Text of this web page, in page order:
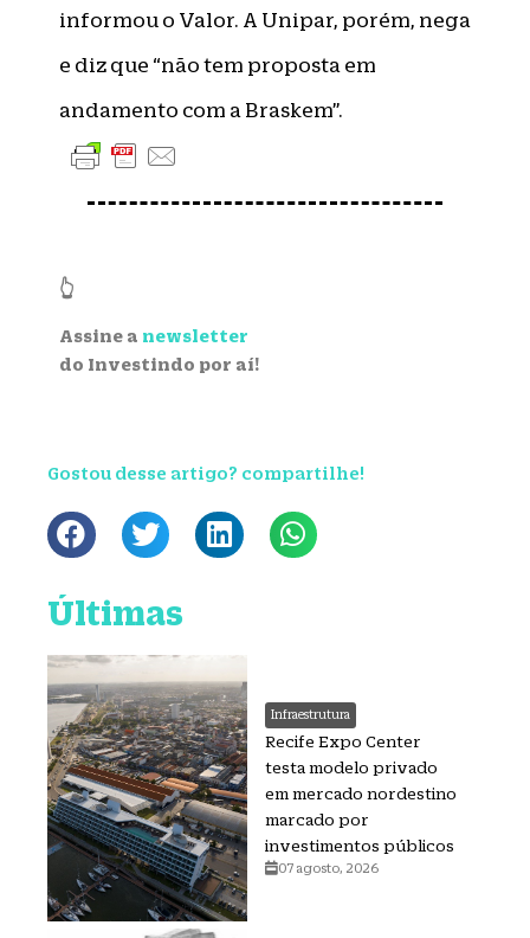
informou o Valor. A Unipar, porém, nega
e diz que “não tem proposta em
andamento com a Braskem”.
👆
Assine a newsletter
do Investindo por aí!
Gostou desse artigo? compartilhe!
Últimas
Infraestrutura
Recife Expo Center
testa modelo privado
em mercado nordestino
marcado por
investimentos públicos
07 agosto, 2026